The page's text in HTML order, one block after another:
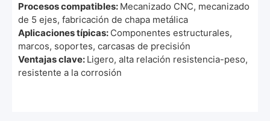
Procesos compatibles: Mecanizado CNC, mecanizado
de 5 ejes, fabricación de chapa metálica
Aplicaciones típicas: Componentes estructurales,
marcos, soportes, carcasas de precisión
Ventajas clave: Ligero, alta relación resistencia-peso,
resistente a la corrosión